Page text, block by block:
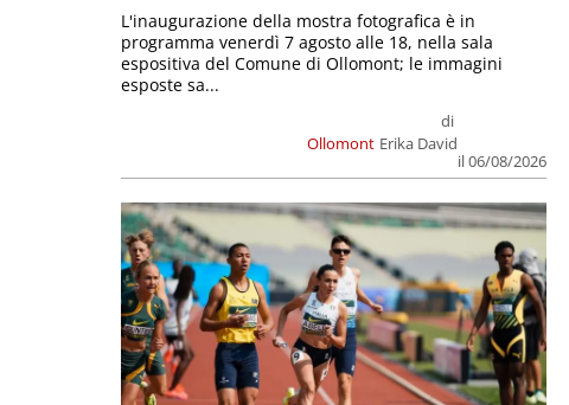
Ollomont
di
Erika David
il 06/08/2026
L'inaugurazione della mostra fotografica è in
programma venerdì 7 agosto alle 18, nella sala
espositiva del Comune di Ollomont; le immagini
esposte sa...